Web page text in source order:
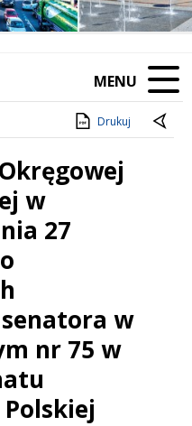
MENU
Drukuj
Okręgowej
w
27
w
nr 75 w